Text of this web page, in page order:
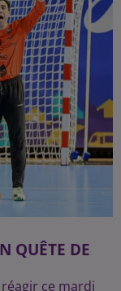
QUÊTE DE
ce mardi